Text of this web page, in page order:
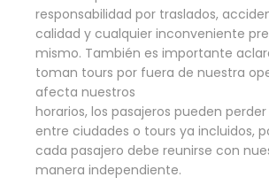
responsabilidad por traslados,
calidad y cualquier inconveniente
mismo. También es importante
toman tours por fuera de nuestra
afecta nuestros
horarios, los pasajeros pueden
entre ciudades o tours ya incluidos,
cada pasajero debe reunirse con
manera independiente.